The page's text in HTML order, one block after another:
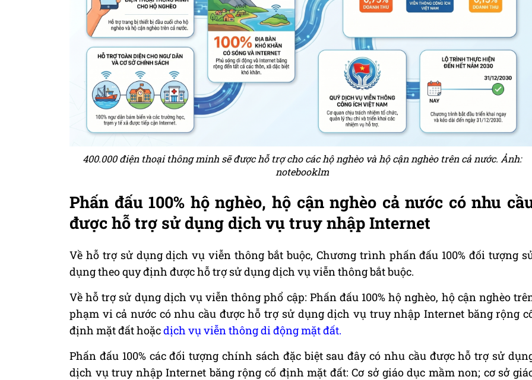
400.000 điện thoại thông minh sẽ được hỗ trợ cho các hộ nghèo và hộ cận nghèo trên cả nước. Ảnh:
notebooklm
Phấn đấu 100% hộ nghèo, hộ cận nghèo cả nước có nhu
được hỗ trợ sử dụng dịch vụ truy nhập Internet
Về hỗ trợ sử dụng dịch vụ viễn thông bắt buộc, Chương trình phấn đấu 100% đối tượng
dụng theo quy định được hỗ trợ sử dụng dịch vụ viễn thông bắt buộc.
Về hỗ trợ sử dụng dịch vụ viễn thông phổ cập: Phấn đấu 100% hộ nghèo, hộ cận nghèo
phạm vi cả nước có nhu cầu được hỗ trợ sử dụng dịch vụ truy nhập Internet băng rộng
định mặt đất hoặcdịch vụ viễn thông di động mặt đất.
Phấn đấu 100% các đối tượng chính sách đặc biệt sau đây có nhu cầu được hỗ trợ sử
dịch vụ truy nhập Internet băng rộng cố định mặt đất: Cơ sở giáo dục mầm non; cơ sở